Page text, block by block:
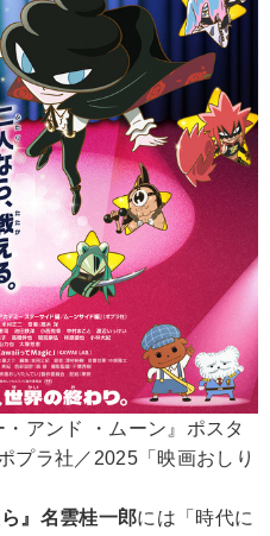
・アンド ・ムーン』ポスタ
プラ社／2025「映画おしり
』名雲桂一郎には「時代に